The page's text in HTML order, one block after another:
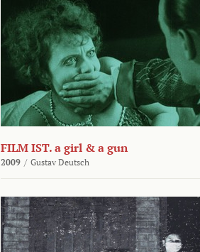
FILM IST. a girl & a gun
2009 / Gustav Deutsch